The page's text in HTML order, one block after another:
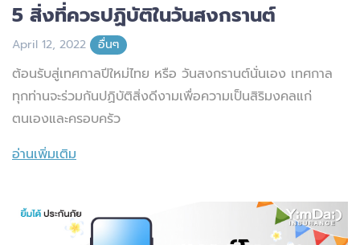
5 สิ่งที่ควรปฏิบัติในวันสงกรานต์
April 12, 2022 อื่นๆ
ต้อนรับสู่เทศกาลปีใหม่ไทย หรือ วันสงกรานต์นั่นเอง เทศกาล
ทุกท่านจะร่วมกันปฏิบัติสิ่งดีงามเพื่อความเป็นสิริมงคลแก่
ตนเองและครอบครัว
อ่านเพิ่มเติม